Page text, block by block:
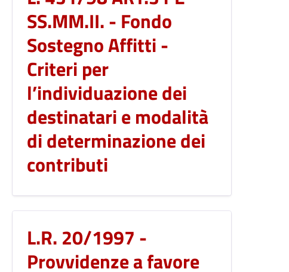
SS.MM.II. - Fondo
Sostegno Affitti -
Criteri per
l’individuazione dei
destinatari e modalità
di determinazione dei
contributi
L.R. 20/1997 -
Provvidenze a favore